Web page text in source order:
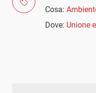
Cosa:
Dove: Unione